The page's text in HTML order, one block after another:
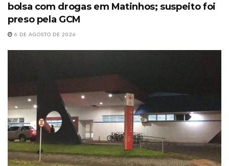
bolsa com drogas em Matinhos; suspeito foi
preso pela GCM
6 DE AGOSTO DE 2026